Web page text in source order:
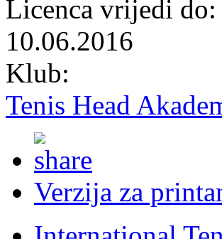
Licenca vrijedi do:
10.06.2016
Klub:
Tenis Head
Verzija za